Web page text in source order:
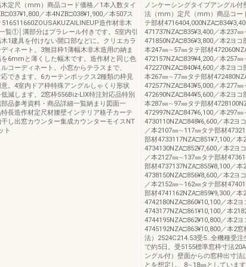
尺（mm）商品コード価格／1本入数タイ
／本4NZB□038¥1,900／本507ス
造作材非木
覧①│溝部分はプラレール付きです。5室内引
1建具を付けない開口部などに。クリエカラ
ィネート。3無目枠1薄幅木非木造用の納ま
を6mmと薄くした幅木です。造作材と同じ色
コーディネート。小窓からテラスまで、
できます。6カーテンボックス2種類の枠見
。4室内ドア枠特殊アングルしゃくり形状
減します。2窓枠556Biz-LIX特注対応品特別
品参考資料・商品詳細一覧納まり図面一
長造作材定尺材腰壁インテリア格子カーテ
し出窓カウンター集成カウンターモイスNT
ト
ノンケーシングタイプアングル
法（mm）定尺（mm）商品コー
テ部材
471737NZA□835¥3,400／本237
471850NZA□836¥3,800／本2ヨコ
本247㎜∼57㎜タテ部材
472157NZA□839¥4,200／本257
472270NZA□840¥4,600／本2ヨコ
本267㎜∼77㎜タテ部材
472577NZA□843¥5,000／本277
472690NZA□844¥5,600／本2ヨコ
本287㎜∼97㎜タテ部材
472997NZA□847¥6,100／本297
4730110NZA□848¥6,600／本2ヨ
／本2107㎜∼117㎜タテ部材
部材4733117NZA□851¥7,100／
4734130NZA□852¥7,600／本2ヨ
／本2127㎜∼137㎜タテ部材
部材4737137NZA□855¥8,100／
4738150NZA□856¥8,600／本2ヨ
／本2152㎜∼162㎜タテ部材
部材4741162NZA□859¥9,300／
4742180NZA□860¥10,100／本2ヨ
4743177NZA□861¥10,100／本
4744195NZA□862¥10,800／本2ヨ
4745192NZA□863¥10,800／本2
法）2524C214.53受5…全機種受注
で約5日。受5155標準窓枠寸法
ングル付）壁面からの窓枠出寸法
とを想定し、8∼18㎜としていま